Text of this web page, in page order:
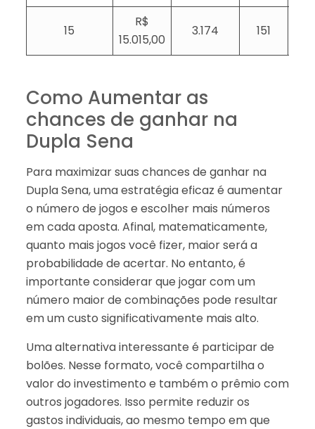
15
R$
15.015,00
3.174 151
Como Aumentar as
chances de ganhar na
Dupla Sena
Para maximizar suas chances de ganhar na
Dupla Sena, uma estratégia eficaz é aumentar
o número de jogos e escolher mais números
em cada aposta. Afinal, matematicamente,
quanto mais jogos você fizer, maior será a
probabilidade de acertar. No entanto, é
importante considerar que jogar com um
número maior de combinações pode resultar
em um custo significativamente mais alto.
Uma alternativa interessante é participar de
bolões. Nesse formato, você compartilha o
valor do investimento e também o prêmio com
outros jogadores. Isso permite reduzir os
gastos individuais, ao mesmo tempo em que